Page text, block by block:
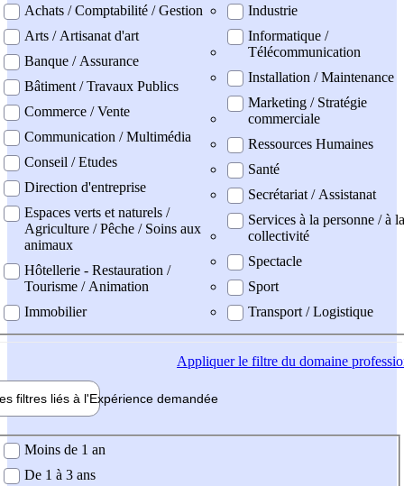
professionel
Achats / Comptabilité / Gestion
Arts / Artisanat d'art
Banque / Assurance
Bâtiment / Travaux Publics
Commerce / Vente
Communication / Multimédia
Conseil / Etudes
Direction d'entreprise
Espaces verts et naturels /
Agriculture / Pêche / Soins aux
animaux
Hôtellerie - Restauration /
Tourisme / Animation
Immobilier
Industrie
Informatique /
Télécommunication
Installation / Maintenance
Marketing / Stratégie
commerciale
Ressources Humaines
Santé
Secrétariat / Assistanat
Services à la personne / à la
collectivité
Spectacle
Sport
Transport / Logistique
Appliquerle filtre du domaine
filtres liés à l'Expérience demandée
demandée
Moins de 1 an
De 1 à 3 ans